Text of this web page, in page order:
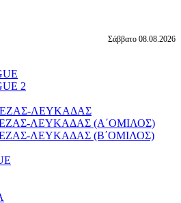
Σάββατο 08.08.2026
2
ΛΕΥΚΑΔΑΣ
ΛΕΥΚΑΔΑΣ (Α΄ΟΜΙΛΟΣ)
ΛΕΥΚΑΔΑΣ (Β΄ΟΜΙΛΟΣ)